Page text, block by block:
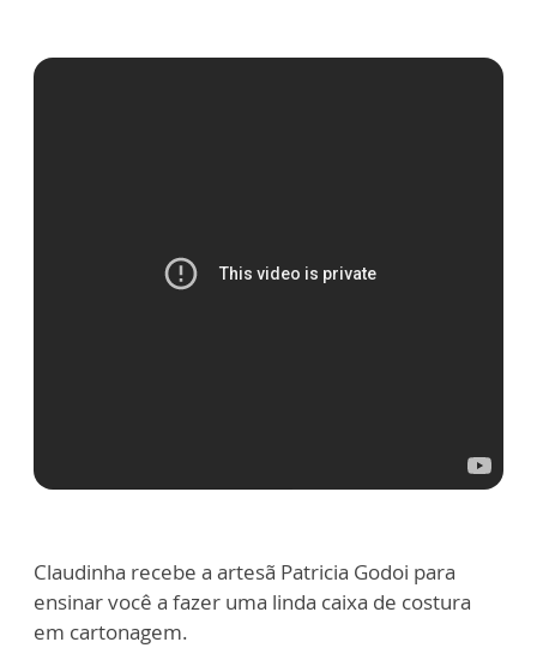
Claudinha recebe a artesã Patricia Godoi para
ensinar você a fazer uma linda caixa de costura
em cartonagem.